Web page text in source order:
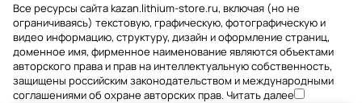
Все ресурсы сайта kazan.lithium-store.ru, включая (но не
ограничиваясь) текстовую, графическую, фотографическую и
видео информацию, структуру, дизайн и оформление страниц,
доменное имя, фирменное наименование являются объектами
авторского права и прав на интеллектуальную собственность,
защищены российским законодательством и международными
соглашениями об охране авторских прав.Читать далее